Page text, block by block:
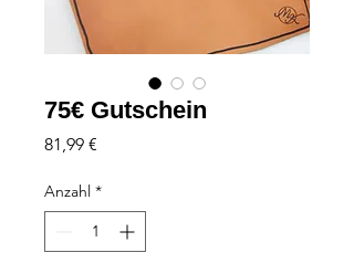
75€ Gutschein
81,99 €
Anzahl *